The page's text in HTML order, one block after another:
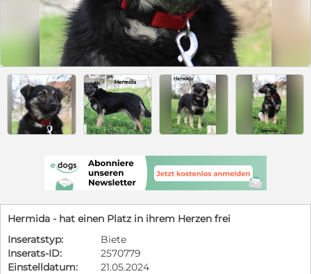
Hermida - hat einen Platz in ihrem Herzen frei
Inseratstyp:
Biete
Inserats-ID:
2570779
Einstelldatum:
21.05.2024